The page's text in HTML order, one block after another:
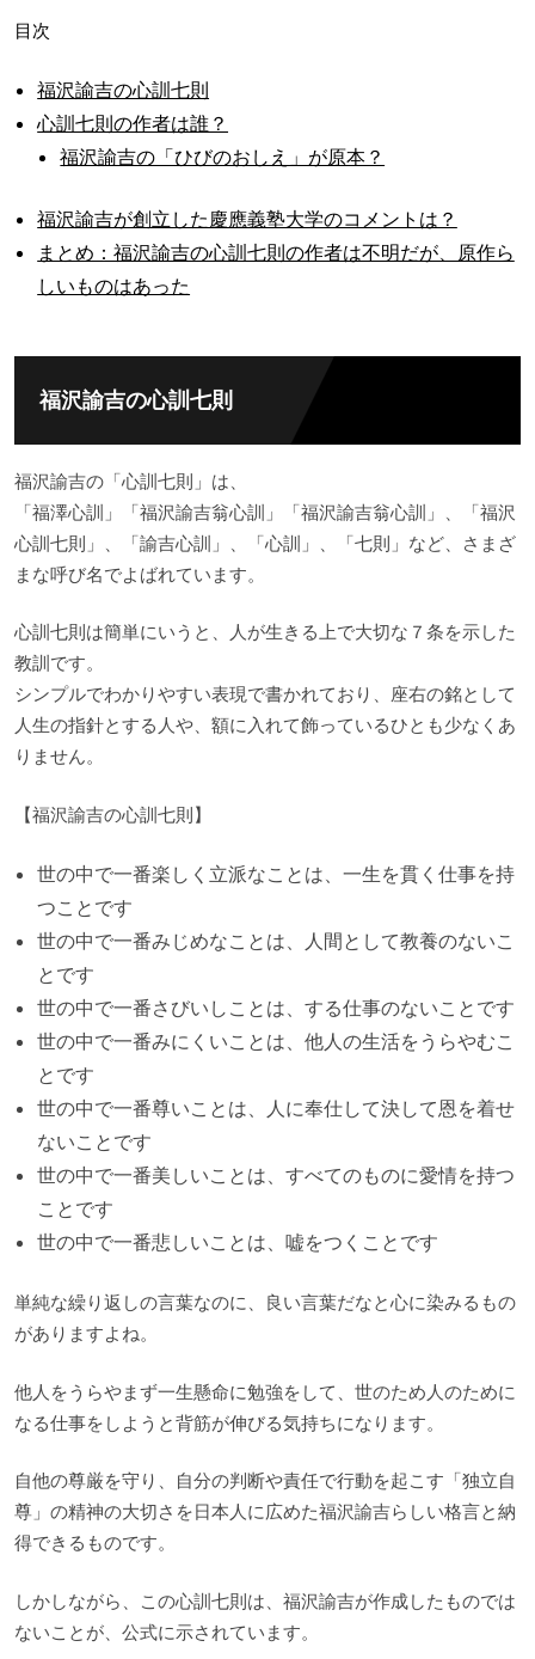
目次
福沢諭吉の心訓七則
心訓七則の作者は誰？
福沢諭吉の「ひびのおしえ」が原本？
福沢諭吉が創立した慶應義塾大学のコメントは？
まとめ：福沢諭吉の心訓七則の作者は不明だが、原作ら
しいものはあった
福沢諭吉の心訓七則
福沢諭吉の「心訓七則」は、
「福澤心訓」「福沢諭吉翁心訓」「福沢諭吉翁心訓」、「福沢
心訓七則」、「諭吉心訓」、「心訓」、「七則」など、さまざ
まな呼び名でよばれています。
心訓七則は簡単にいうと、人が生きる上で大切な７条を示した
教訓です。
シンプルでわかりやすい表現で書かれており、座右の銘として
人生の指針とする人や、額に入れて飾っているひとも少なくあ
りません。
【福沢諭吉の心訓七則】
世の中で一番楽しく立派なことは、一生を貫く仕事を持
つことです
世の中で一番みじめなことは、人間として教養のないこ
とです
世の中で一番さびいしことは、する仕事のないことです
世の中で一番みにくいことは、他人の生活をうらやむこ
とです
世の中で一番尊いことは、人に奉仕して決して恩を着せ
ないことです
世の中で一番美しいことは、すべてのものに愛情を持つ
ことです
世の中で一番悲しいことは、嘘をつくことです
単純な繰り返しの言葉なのに、良い言葉だなと心に染みるもの
がありますよね。
他人をうらやまず一生懸命に勉強をして、世のため人のために
なる仕事をしようと背筋が伸びる気持ちになります。
自他の尊厳を守り、自分の判断や責任で行動を起こす「独立自
尊」の精神の大切さを日本人に広めた福沢諭吉らしい格言と納
得できるものです。
しかしながら、この心訓七則は、福沢諭吉が作成したものでは
ないことが、公式に示されています。